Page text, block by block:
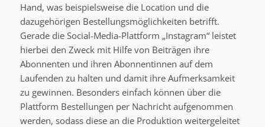
Hand, was beispielsweise die Location und die
dazugehörigen Bestellungsmöglichkeiten betrifft.
Gerade die Social-Media-Plattform „Instagram“ leistet
hierbei den Zweck mit Hilfe von Beiträgen ihre
Abonnenten und ihren Abonnentinnen auf dem
Laufenden zu halten und damit ihre Aufmerksamkeit
zu gewinnen. Besonders einfach können über die
Plattform Bestellungen per Nachricht aufgenommen
werden, sodass diese an die Produktion weitergeleitet